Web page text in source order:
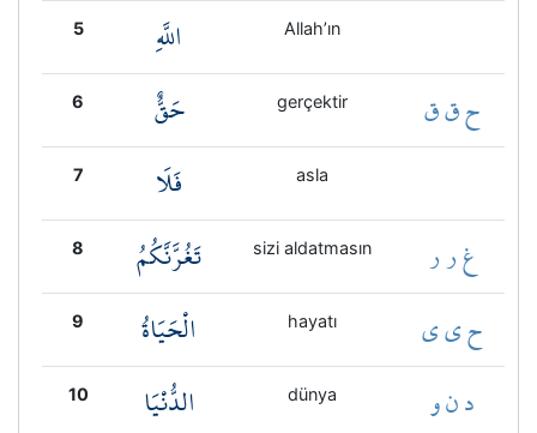
5 اللَّهِ Allah’ın
6 حَقٌّ gerçektir ح ق ق
7 فَلَا asla
8 تَغُرَّنَّكُمُ sizi aldatmasın غ ر ر
9 الْحَيَاةُ hayatı ح ي ي
10 الدُّنْيَا dünya د ن و